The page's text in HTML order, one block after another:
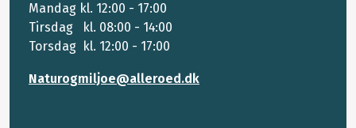
Mandag kl. 12:00 - 17:00
Tirsdag kl. 08:00 - 14:00
Torsdag kl. 12:00 - 17:00
Naturogmiljoe@alleroed.dk